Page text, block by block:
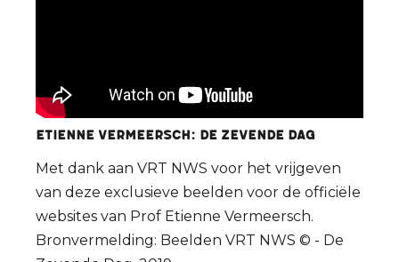
Etienne VERMEERSCH: De Zevende Dag
Met dank aan VRT NWS voor het vrijgeven
van deze exclusieve beelden voor de officiële
websites van Prof Etienne Vermeersch.
Bronvermelding: Beelden VRT NWS © - De